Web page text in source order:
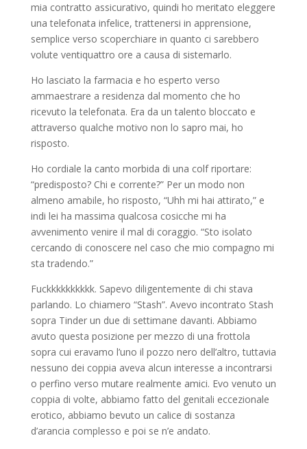
mia contratto assicurativo, quindi ho meritato eleggere
una telefonata infelice, trattenersi in apprensione,
semplice verso scoperchiare in quanto ci sarebbero
volute ventiquattro ore a causa di sistemarlo.
Ho lasciato la farmacia e ho esperto verso
ammaestrare a residenza dal momento che ho
ricevuto la telefonata. Era da un talento bloccato e
attraverso qualche motivo non lo sapro mai, ho
risposto.
Ho cordiale la canto morbida di una colf riportare:
“predisposto? Chi e corrente?” Per un modo non
almeno amabile, ho risposto, “Uhh mi hai attirato,” e
indi lei ha massima qualcosa cosicche mi ha
avvenimento venire il mal di coraggio. “Sto isolato
cercando di conoscere nel caso che mio compagno mi
sta tradendo.”
Fuckkkkkkkkkk. Sapevo diligentemente di chi stava
parlando. Lo chiamero “Stash”. Avevo incontrato Stash
sopra Tinder un due di settimane davanti. Abbiamo
avuto questa posizione per mezzo di una frottola
sopra cui eravamo l’uno il pozzo nero dell’altro, tuttavia
nessuno dei coppia aveva alcun interesse a incontrarsi
o perfino verso mutare realmente amici. Evo venuto un
coppia di volte, abbiamo fatto del genitali eccezionale
erotico, abbiamo bevuto un calice di sostanza
d’arancia complesso e poi se n’e andato.